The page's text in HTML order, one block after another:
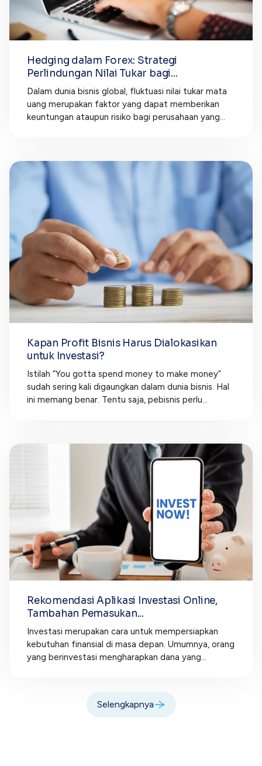
Hedging dalam Forex: Strategi
Perlindungan Nilai Tukar bagi...
Dalam dunia bisnis global, fluktuasi nilai tukar mata
uang merupakan faktor yang dapat memberikan
keuntungan ataupun risiko bagi perusahaan yang...
Kapan Profit Bisnis Harus Dialokasikan
untuk Investasi?
Istilah “You gotta spend money to make money”
sudah sering kali digaungkan dalam dunia bisnis. Hal
ini memang benar. Tentu saja, pebisnis perlu...
Rekomendasi Aplikasi Investasi Online,
Tambahan Pemasukan...
Investasi merupakan cara untuk mempersiapkan
kebutuhan finansial di masa depan. Umumnya, orang
yang berinvestasi mengharapkan dana yang...
Selengkapnya